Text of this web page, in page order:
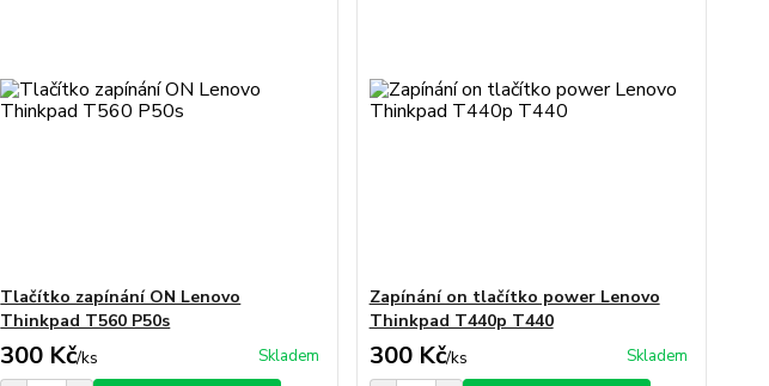
Tlačítko zapínání ON Lenovo
Thinkpad T560 P50s
300 Kč/ks Skladem
Zapínání on tlačítko power Lenovo
Thinkpad T440p T440
300 Kč/ks Skladem